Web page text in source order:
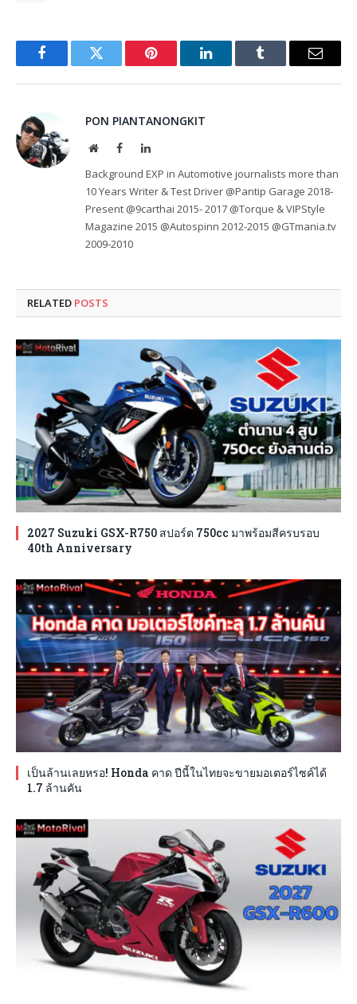
FacebookTwitter Pinterest LinkedInTumblr Email
PON PIANTANONGKIT
WebsiteFacebookLinkedIn
Background EXP in Automotive journalists more than
10 Years Writer & Test Driver @Pantip Garage 2018-
Present @9carthai 2015- 2017 @Torque & VIPStyle
Magazine 2015 @Autospinn 2012-2015 @GTmania.tv
2009-2010
RELATED POSTS
2027 Suzuki GSX-R750 สปอร์ต 750cc มาพร้อมสีครบรอบ
40th Anniversary
เป็นล้านเลยหรอ! Honda คาด ปีนี้ในไทยจะขายมอเตอร์ไซค์ได้
1.7 ล้านคัน